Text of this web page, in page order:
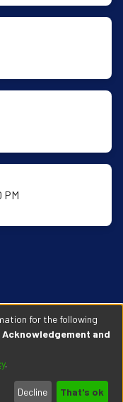
PM
y eventos
ingresa Aqui →
for the following
and
.
Decline That's ok